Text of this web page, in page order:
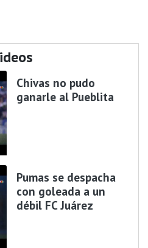
Chivas no pudo
ganarle al Pueblita
Pumas se despacha
con goleada a un
débil FC Juárez